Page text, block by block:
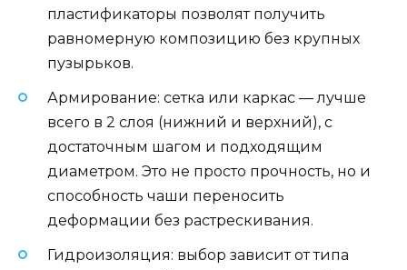
пластификаторы позволят получить
равномерную композицию без крупных
пузырьков.
Армирование: сетка или каркас — лучше
всего в 2 слоя (нижний и верхний), с
достаточным шагом и подходящим
диаметром. Это не просто прочность, но и
способность чаши переносить
деформации без растрескивания.
Гидроизоляция: выбор зависит от типа